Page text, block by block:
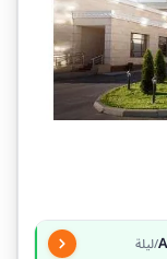
/ليلة